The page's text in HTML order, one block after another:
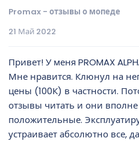
Promax - отзывы о мопеде
21 Май 2022
Привет! У меня PROMAX
Мне нравится. Клюнул на
цены (100К) в частности.
отзывы читать и они
положительные.
устраивает абсолютно все,